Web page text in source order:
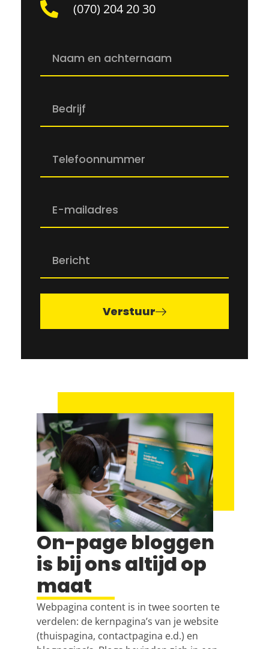
(070) 204 20 30
Verstuur
On-page bloggen
is bij ons altijd op
maat
Webpagina content is in twee soorten te
verdelen: de kernpagina’s van je website
(thuispagina, contactpagina e.d.) en